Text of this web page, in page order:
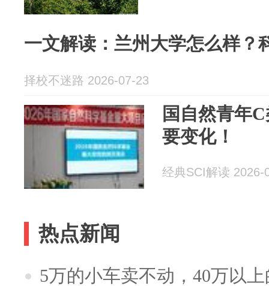
一文解读：兰州大学怎么样？
择校不迷路 2026-07-23
国自然青年
要变化！
经典SCI解读 2026-
热点新闻
5万的小车卖不动，40万以